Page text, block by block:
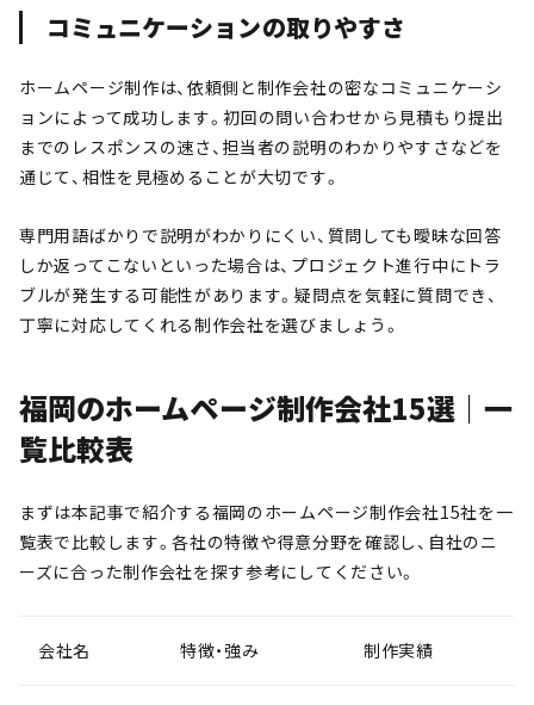
コミュニケーションの取りやすさ
ホームページ制作は、依頼側と制作会社の密なコミュニケーシ
ョンによって成功します。初回の問い合わせから見積もり提出
までのレスポンスの速さ、担当者の説明のわかりやすさなどを
通じて、相性を見極めることが大切です。
専門用語ばかりで説明がわかりにくい、質問しても曖昧な回答
しか返ってこないといった場合は、プロジェクト進行中にトラ
ブルが発生する可能性があります。疑問点を気軽に質問でき、
丁寧に対応してくれる制作会社を選びましょう。
福岡のホームページ制作会社15選｜一
覧比較表
まずは本記事で紹介する福岡のホームページ制作会社15社を一
覧表で比較します。各社の特徴や得意分野を確認し、自社のニ
ーズに合った制作会社を探す参考にしてください。
会社名 特徴・強み 制作実績